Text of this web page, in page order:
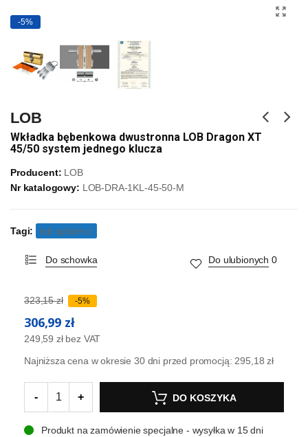
-5%
LOB
Wkładka bębenkowa dwustronna LOB Dragon XT
45/50 system jednego klucza
Producent: LOB
Nr katalogowy: LOB-DRA-1KL-45-50-M
Tagi: lob system c
Do schowka Do ulubionych 0
323,15 zł -5%
306,99 zł
249,59 zł bez VAT
Najniższa cena w okresie 30 dni przed promocją:295,18 zł
- + DO KOSZYKA
Produkt na zamówienie specjalne - wysyłka w 15 dni